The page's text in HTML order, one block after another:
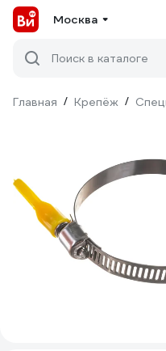
Москва
Поиск в каталоге
Главная / Крепёж /